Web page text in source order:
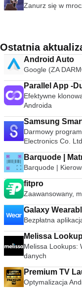
Zanurz się w
Ostatnia
Android Auto
Google (ZA
Efektywne
Androida
Samsung
Darmowy
Electronics Co. Ltd..
Barquode |
Barquode |
fitpro
Zaawansowany,
Galaxy
Bezpłatna
Melissa
Melissa Lookups:
danych
Premium TV
Optymalizacja